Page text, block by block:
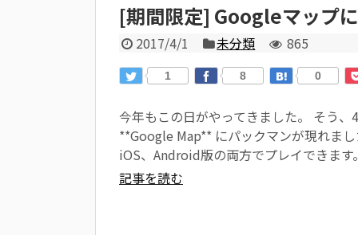
[期間限定] Googleマップ
2017/4/1 未分類 865
1 8 0
今年もこの日がやってきました。 そう
**Google Map** にパックマンが現れま
iOS、Android版の両方でプレイできます
記事を読む